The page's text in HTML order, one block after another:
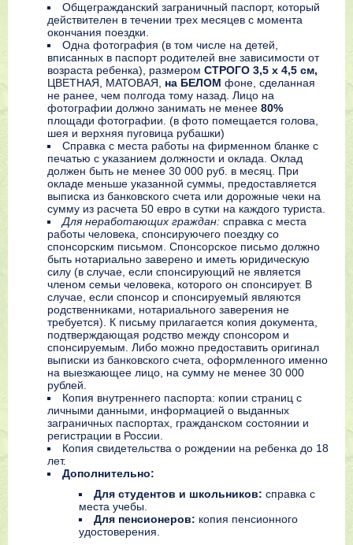
Общегражданский заграничный паспорт, который
действителен в течении трех месяцев с момента
окончания поездки.
Одна фотография (в том числе на детей,
вписанных в паспорт родителей вне зависимости от
возраста ребенка), размером СТРОГО 3,5 x 4,5 см,
ЦВЕТНАЯ, МАТОВАЯ, на БЕЛОМ фоне, сделанная
не ранее, чем полгода тому назад. Лицо на
фотографии должно занимать не менее 80%
площади фотографии. (в фото помещается голова,
шея и верхняя пуговица рубашки)
Справка с места работы на фирменном бланке с
печатью с указанием должности и оклада. Оклад
должен быть не менее 30 000 руб. в месяц. При
окладе меньше указанной суммы, предоставляется
выписка из банковского счета или дорожные чеки на
сумму из расчета 50 евро в сутки на каждого туриста.
Для неработающих граждан: справка с места
работы человека, спонсируючего поездку со
спонсорским письмом. Спонсорское письмо должно
быть нотариально заверено и иметь юридическую
силу (в случае, если спонсирующий не является
членом семьи человека, которого он спонсирует. В
случае, если спонсор и спонсируемый являются
родственниками, нотариального заверения не
требуется). К письму прилагается копия документа,
подтверждающая родство между спонсором и
спонсируемым. Либо можно предоставить оригинал
выписки из банковского счета, оформленного именно
на выезжающее лицо, на сумму не менее 30 000
рублей.
Копия внутреннего паспорта: копии страниц с
личными данными, информацией о выданных
заграничных паспортах, гражданском состоянии и
регистрации в России.
Копия свидетельства о рождении на ребенка до 18
лет.
Дополнительно:
Для студентов и школьников: справка с
места учебы.
Для пенсионеров: копия пенсионного
удостоверения.